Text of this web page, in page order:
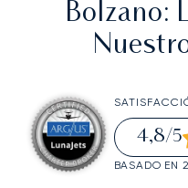
Bolzano:
4,8/5
BASADO EN